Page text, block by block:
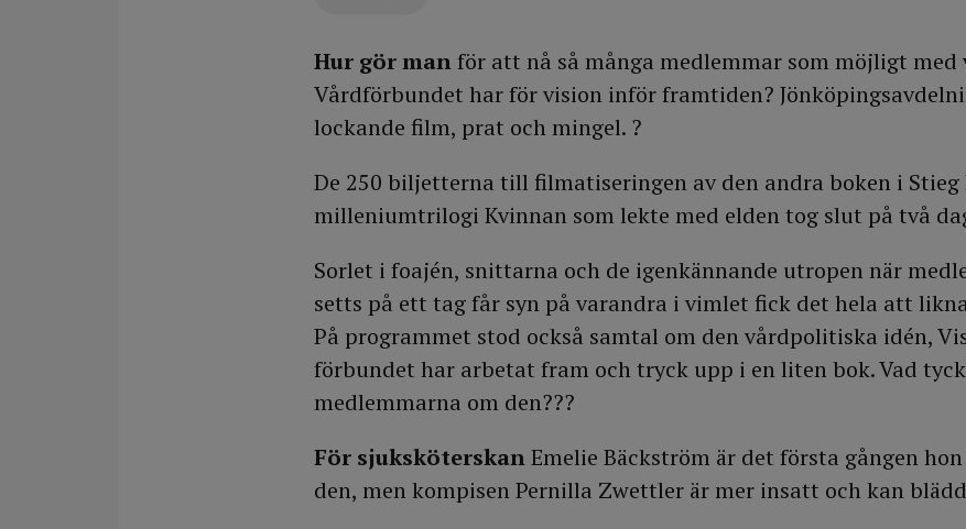
Hur gör manför att nå så många medlemmar som möjligt med
Vårdförbundet har för vision inför framtiden?
lockande film, prat och mingel. ?
De 250 biljetterna till filmatiseringen av den andra boken i Stieg
milleniumtrilogi Kvinnan som lekte med elden tog slut på två
Sorlet i foajén, snittarna och de igenkännande utropen när
setts på ett tag får syn på varandra i vimlet fick det hela att
På programmet stod också samtal om den vårdpolitiska idén,
förbundet har arbetat fram och tryck upp i en liten bok. Vad
medlemmarna om den???
För sjuksköterskanEmelie Bäckström är det första gången
den, men kompisen Pernilla Zwettler är mer insatt och kan